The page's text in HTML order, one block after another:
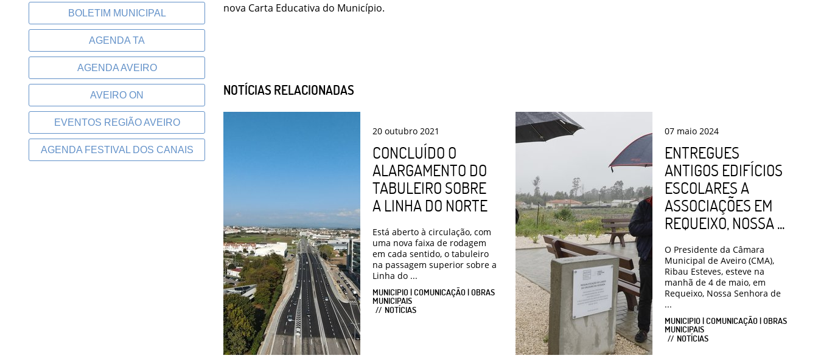
BOLETIM MUNICIPAL
AGENDA TA
AGENDA AVEIRO
AVEIRO ON
EVENTOS REGIÃO AVEIRO
AGENDA FESTIVAL DOS CANAIS
nova Carta Educativa do Município.
NOTÍCIAS RELACIONADAS
20 outubro 2021
CONCLUÍDO O
ALARGAMENTO DO
TABULEIRO SOBRE
A LINHA DO NORTE
Está aberto à circulação, com
uma nova faixa de rodagem
em cada sentido, o tabuleiro
na passagem superior sobre a
Linha do ...
MUNICIPIO | COMUNICAÇÃO | OBRAS
MUNICIPAIS
NOTÍCIAS
07 maio 2024
ENTREGUES
ANTIGOS EDIFÍCIOS
ESCOLARES A
ASSOCIAÇÕES EM
REQUEIXO, NOSSA ...
O Presidente da Câmara
Municipal de Aveiro (CMA),
Ribau Esteves, esteve na
manhã de 4 de maio, em
Requeixo, Nossa Senhora de
...
MUNICIPIO | COMUNICAÇÃO | OBRAS
MUNICIPAIS
NOTÍCIAS